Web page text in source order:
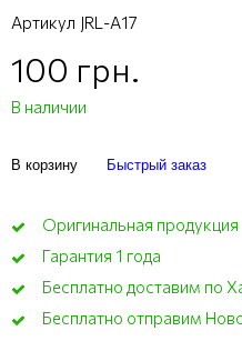
Артикул JRL-A17
100 грн.
В наличии
В корзину Быстрый заказ
Оригинальная продукция
Гарантия 1 года
Бесплатно доставим по
Бесплатно отправим